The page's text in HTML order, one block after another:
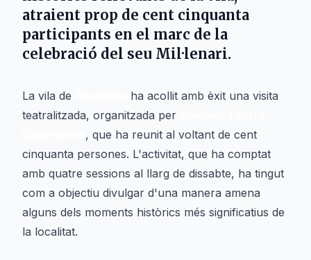
atraient prop de cent cinquanta
participants en el marc de la
celebració del seu Mil·lenari.
La vila de
ha acollit amb èxit una visita
teatralitzada, organitzada per
, que ha reunit al voltant de cent
cinquanta persones. L'activitat, que ha comptat
amb quatre sessions al llarg de dissabte, ha tingut
com a objectiu divulgar d'una manera amena
alguns dels moments històrics més significatius de
la localitat.